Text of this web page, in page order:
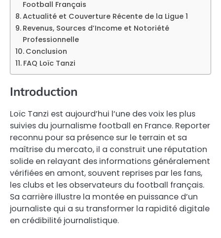
Football Français
Actualité et Couverture Récente de la Ligue 1
Revenus, Sources d’Income et Notoriété
Professionnelle
Conclusion
FAQ Loïc Tanzi
Introduction
Loïc Tanzi est aujourd’hui l’une des voix les plus
suivies du journalisme football en France. Reporter
reconnu pour sa présence sur le terrain et sa
maîtrise du mercato, il a construit une réputation
solide en relayant des informations généralement
vérifiées en amont, souvent reprises par les fans,
les clubs et les observateurs du football français.
Sa carrière illustre la montée en puissance d’un
journaliste qui a su transformer la rapidité digitale
en crédibilité journalistique.